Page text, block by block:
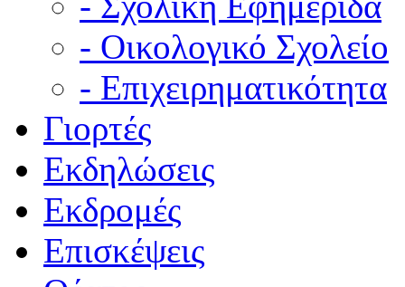
- Οικολογικό Σχολείο
- Επιχειρηματικότητα
Γιορτές
Εκδηλώσεις
Εκδρομές
Επισκέψεις